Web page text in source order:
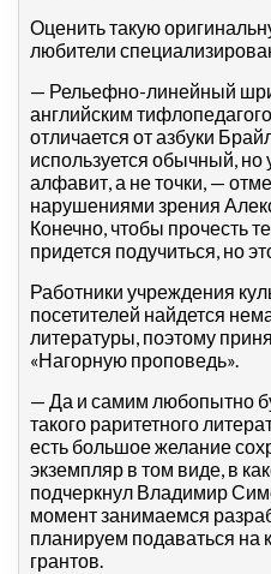
Оценить такую
любители
— Рельефно-линейный
английским
отличается от азбуки
используется обычный,
алфавит, а не точки, —
нарушениями зрения
Конечно, чтобы прочесть
придется подучиться, но
Работники учреждения
посетителей найдется
литературы, поэтому
«Нагорную проповедь».
— Да и самим любопытно
такого раритетного
есть большое желание
экземпляр в том виде, в
подчеркнул Владимир
момент занимаемся
планируем подаваться на
грантов.